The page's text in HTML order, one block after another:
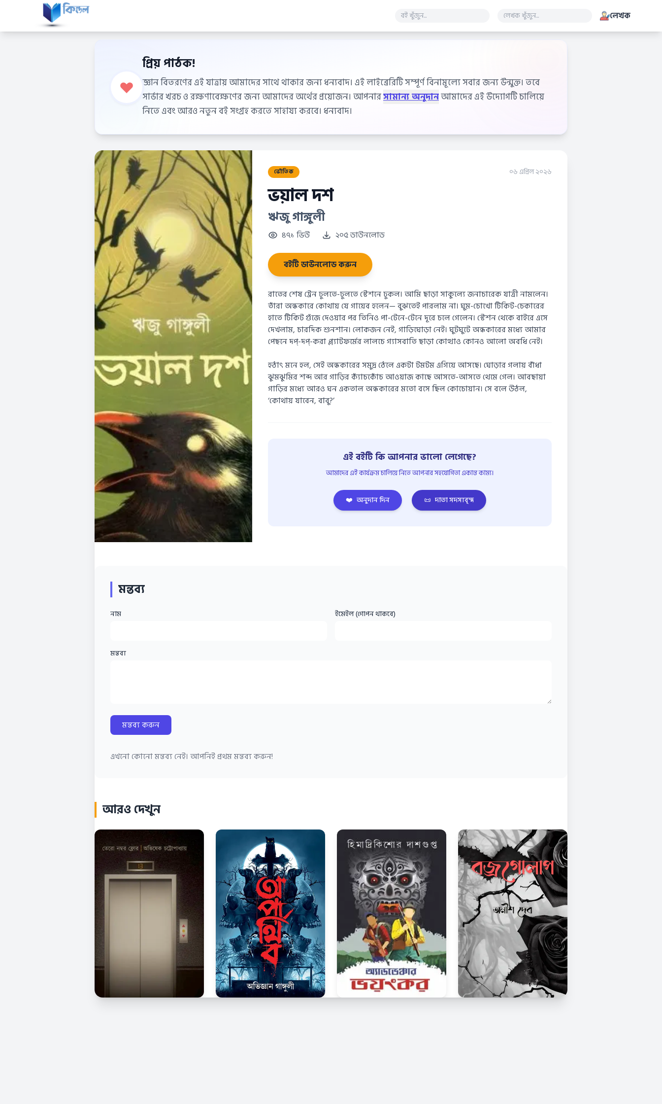
লেখক
প্রিয় পাঠক!
জ্ঞান বিতরণের এই যাত্রায় আমাদের সাথে থাকার জন্য ধন্যবাদ। এই লাইব্রেরিটি সম্পূর্ণ বিনামূল্যে সবার জন্য উন্মুক্ত। তবে
সার্ভার খরচ ও রক্ষণাবেক্ষণের জন্য আমাদের অর্থের প্রয়োজন। আপনার
সামান্য অনুদানআমাদের এই উদ্যোগটি চালিয়ে
নিতে এবং আরও নতুন বই সংগ্রহ করতে সাহায্য করবে। ধন্যবাদ।
ভৌতিক ০৬ এপ্রিল ২০২৬
ভয়াল দশ
ঋজু গাঙ্গুলী
৪৭১ ভিউ ২০৫ ডাউনলোড
বইটি ডাউনলোড করুন
রাতের শেষ ট্রেন ঢুলতে-ঢুলতে স্টেশনে ঢুকল। আমি ছাড়া সাকুল্যে জনাচারেক যাত্রী নামলেন।
তাঁরা অন্ধকারে কোথায় যে গায়েব হলেন— বুঝতেই পারলাম না। ঘুম-চোখো টিকিট-চেকারের
হাতে টিকিট গুঁজে দেওয়ার পর তিনিও পা-টেনে-টেনে দূরে চলে গেলেন। স্টেশন থেকে বাইরে এসে
দেখলাম, চারদিক শুনশান। লোকজন নেই, গাড়িঘোড়া নেই। ঘুটঘুটে অন্ধকারের মধ্যে আমার
পেছনে দপ্‌-দপ্‌-করা প্ল্যাটফর্মের লালচে গ্যাসবাতি ছাড়া কোত্থাও কোনও আলো অবধি নেই।
হঠাৎ মনে হল, সেই অন্ধকারের সমুদ্র ঠেলে একটা টমটম এগিয়ে আসছে। ঘোড়ার গলায় বাঁধা
ঝুমঝুমির শব্দ আর গাড়ির ক্যাঁচকোঁচ আওয়াজ কাছে আসতে-আসতে থেমে গেল। আবছায়া
গাড়ির মধ্যে আরও ঘন একতাল অন্ধকারের মতো বসে ছিল কোচোয়ান। সে বলে উঠল,
‘কোথায় যাবেন, বাবু?’
এই বইটি কি আপনার ভালো লেগেছে?
আমাদের এই কার্যক্রম চালিয়ে নিতে আপনার সহযোগিতা একান্ত কাম্য।
❤️ অনুদান দিন 📜 দাতা সদস্যবৃন্দ
মন্তব্য
নাম ইমেইল (গোপন থাকবে)
মন্তব্য
মন্তব্য করুন
এখনো কোনো মন্তব্য নেই। আপনিই প্রথম মন্তব্য করুন!
আরও দেখুন